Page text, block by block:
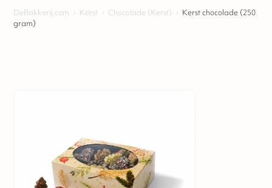
DeBakkerij.com › Kerst › Chocolade (Kerst) › Kerst chocolade (250
gram)